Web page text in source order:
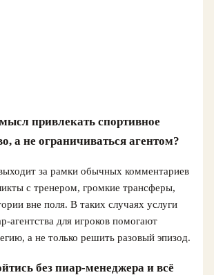
привлекать спортивное
а не ограничиваться агентом?
за рамки обычных комментариев
с тренером, громкие трансферы,
вне поля. В таких случаях услуги
агентства для игроков помогают
а не только решить разовый эпизод.
без пиар-менеджера и всё